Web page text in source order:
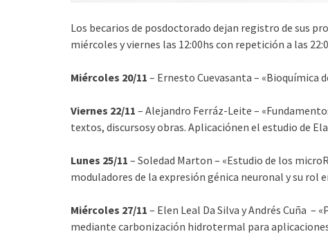
Los becarios de posdoctorado dejan registro de sus
miércoles y viernes las 12:00hs con repetición a las
Miércoles 20/11 – Ernesto Cuevasanta – «Bioquímica
Viernes 22/11 – Alejandro Ferráz-Leite –
textos, discursosy obras. Aplicaciónen el estudio de
Lunes 25/11 – Soledad Marton – «Estudio de los
moduladores de la expresión génica neuronal y su rol
Miércoles 27/11 – Elen Leal Da Silva y Andrés Cuña
mediante carbonización hidrotermal para